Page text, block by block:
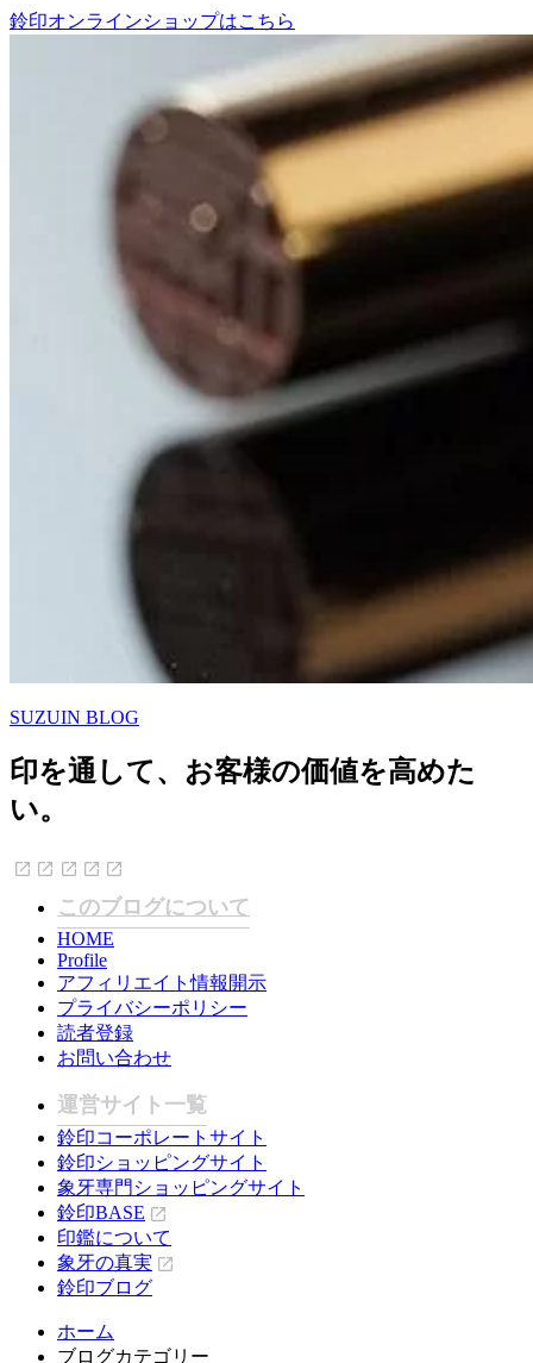
鈴印オンラインショップはこちら
SUZUIN BLOG
印を通して、お客様の価値を高めた
い。
このブログについて
HOME
Profile
アフィリエイト情報開示
プライバシーポリシー
読者登録
お問い合わせ
運営サイト一覧
鈴印コーポレートサイト
鈴印ショッピングサイト
象牙専門ショッピングサイト
鈴印BASE
印鑑について
象牙の真実
鈴印ブログ
ホーム
ブログカテゴリー